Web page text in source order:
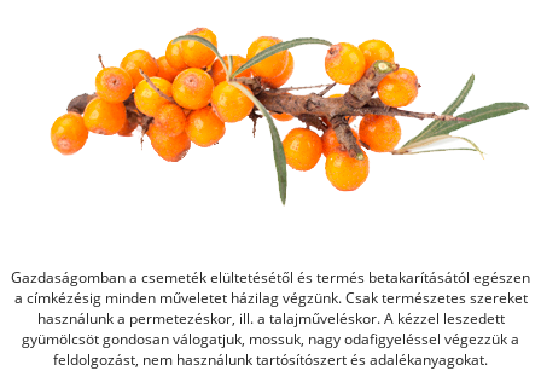
Gazdaságomban a csemeték elültetésétől és termés betakarításától egészen
a címkézésig minden műveletet házilag végzünk. Csak természetes szereket
használunk a permetezéskor, ill. a talajműveléskor. A kézzel leszedett
gyümölcsöt gondosan válogatjuk, mossuk, nagy odafigyeléssel végezzük a
feldolgozást, nem használunk tartósítószert és adalékanyagokat.